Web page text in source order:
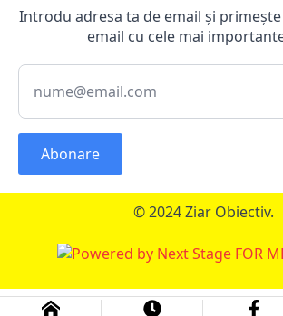
Introdu adresa ta de email și
email cu cele mai
Abonare
© 2024 Ziar Obiectiv.